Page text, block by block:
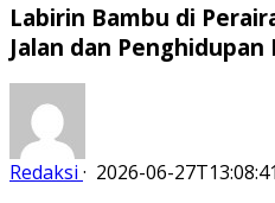
Labirin Bambu di
Jalan dan Penghidupan
Redaksi · 2026-06-